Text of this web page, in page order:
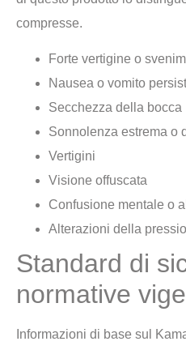
compresse.
Forte vertigine o
Nausea o vomito
Secchezza della bocca
Sonnolenza estrema o
Vertigini
Visione offuscata
Confusione mentale o
Alterazioni della
Standard di
normative
Informazioni di base sul